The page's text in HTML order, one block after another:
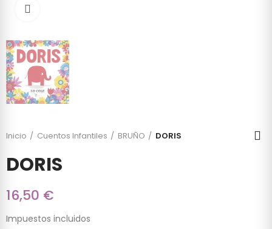
Inicio Cuentos Infantiles BRUÑO DORIS
DORIS
16,50 €
Impuestos incluidos